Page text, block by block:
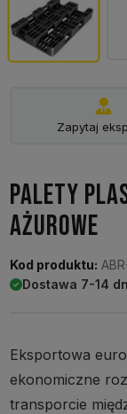
Zapytaj
PALETY
AŻUROWE
Kod produktu:
Dostawa 7-14
Eksportowa
ekonomiczne
transporcie